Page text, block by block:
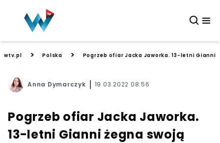
wtv.pl > Polska > Pogrzeb ofiar Jacka Jaworka. 13-letni Gianni
Anna Dymarczyk 19.03.2022 08:56
Pogrzeb ofiar Jacka Jaworka.
13-letni Gianni żegna swoją